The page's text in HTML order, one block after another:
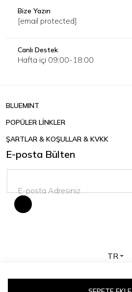
Bize Yazın
[email protected]
Canlı Destek
Hafta içi 09:00-18:00
BLUEMINT
POPÜLER LİNKLER
ŞARTLAR & KOŞULLAR & KVKK
E-posta Bülten
TR